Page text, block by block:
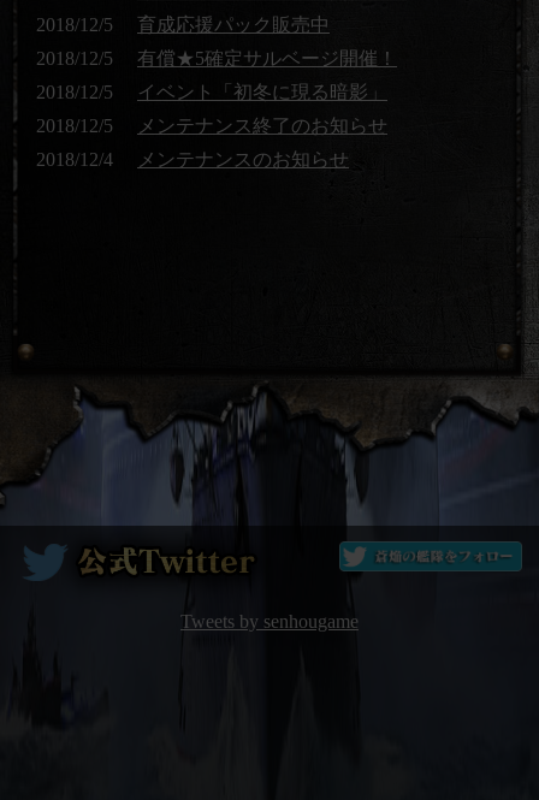
2018/12/5
育成応援パック販売中
2018/12/5
有償★5確定サルベージ開催！
2018/12/5
イベント「初冬に現る暗影」
2018/12/5
メンテナンス終了のお知らせ
2018/12/4
メンテナンスのお知らせ
Tweets by senhougame